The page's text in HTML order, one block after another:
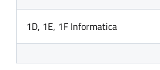
1D, 1E, 1F Informatica